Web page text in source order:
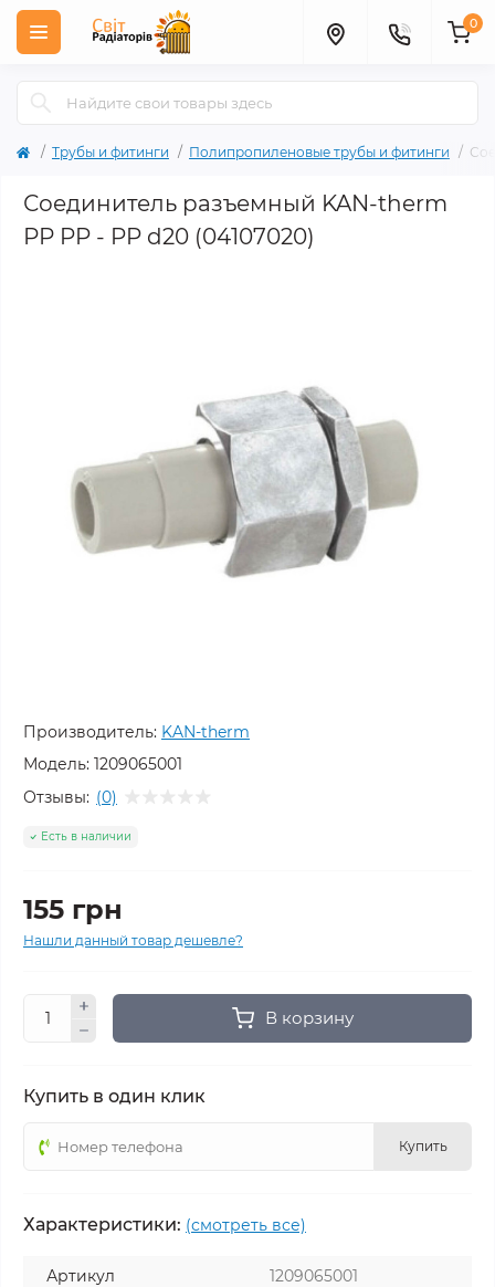
0
Трубы и фитинги Полипропиленовые трубы и фитинги
Соединитель разъемный KAN-therm
РР PP - PP d20 (04107020)
Производитель: KAN-therm
Модель: 1209065001
Отзывы: (0)
Есть в наличии
155 грн
Нашли данный товар дешевле?
В корзину
Купить в один клик
Купить
Характеристики: (смотреть все)
Артикул
1209065001